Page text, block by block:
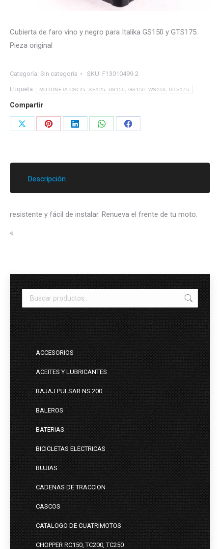
Cubierta de faro vino y negro para Italika GS150 y GTS175.
Pieza original
Categoría: Sin categoria SKU: F13010499-2
Etiqueta: MOTONETA CS125, XS125, DS150, GS150, WS150, GTS175
Compartir
Share
Share
Share
Share
Share
Descripción
resistente y fácil de instalar. Renueva el frente de tu moto.
«
ACCESORIOS
ACEITES Y LUBRICANTES
BAJAJ PULSAR NS 200
BALEROS
BATERIAS
BICICLETAS ELECTRICAS
BUJIAS
CADENAS DE TRACCION
CASCOS
CATALOGO DE CUATRIMOTOS
CHOPPER RC150, TC200, TC250